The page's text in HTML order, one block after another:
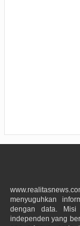
menyuguhkan
dengan data.
independen yang